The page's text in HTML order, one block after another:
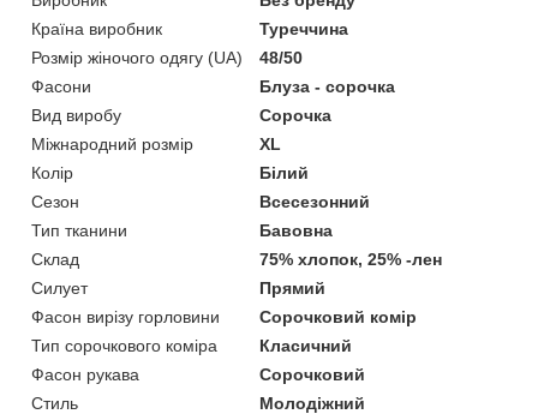
Країна виробник
Туреччина
Розмір жіночого одягу (UA)
48/50
Фасони
Блуза - сорочка
Вид виробу
Сорочка
Міжнародний розмір
XL
Колір
Білий
Сезон
Всесезонний
Тип тканини
Бавовна
Склад
75% хлопок, 25% -лен
Силует
Прямий
Фасон вирізу горловини
Сорочковий комір
Тип сорочкового коміра
Класичний
Фасон рукава
Сорочковий
Стиль
Молодіжний